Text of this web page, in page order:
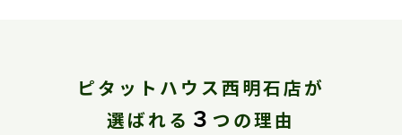
ピタットハウス西明石店が
選ばれる ３ つの理由